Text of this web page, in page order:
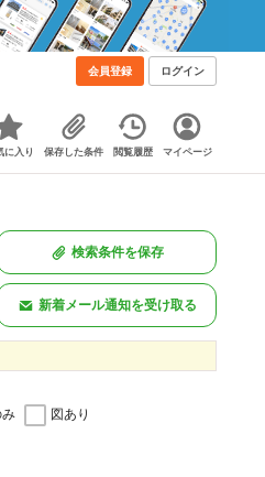
会員登録 ログイン
に入り 保存した条件 閲覧履歴 マイページ
検索条件を保存
新着メール通知を受け取る
図あり